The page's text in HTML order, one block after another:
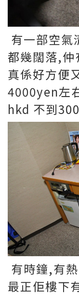
有一部空氣
都幾闊落,
真係好方便
4000yen左
hkd 不到300
有時鐘,有
最正佢樓下